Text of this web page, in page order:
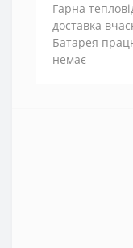
Гарна
доставка
Батарея
немає